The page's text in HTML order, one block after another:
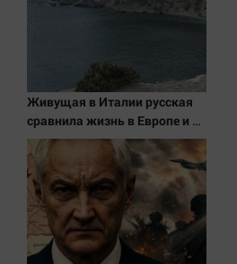
Блогеркуль
Гороскоп
Дети
ЖКХ
Интервью
Качество жизни
Живущая в Италии русская
сравнила жизнь в Европе и в
Крыму